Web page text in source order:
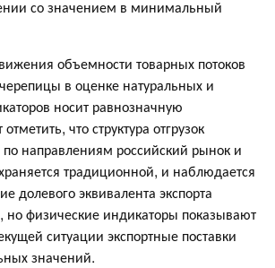
со значением в минимальный
объемности товарных потоков
в оценке натуральных и
носит равнозначную
что структура отгрузок
направлениям российский рынок и
традиционной, и наблюдается
долевого эквивалента экспорта
но физические индикаторы показывают
ситуации экспортные поставки
значений.